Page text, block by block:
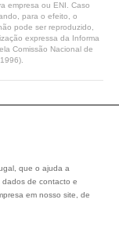
empresa ou ENI. Caso
para o efeito, o
pode ser reproduzido,
expressa da Informa
Comissão Nacional de
que o ajuda a
de contacto e
em nosso site, de